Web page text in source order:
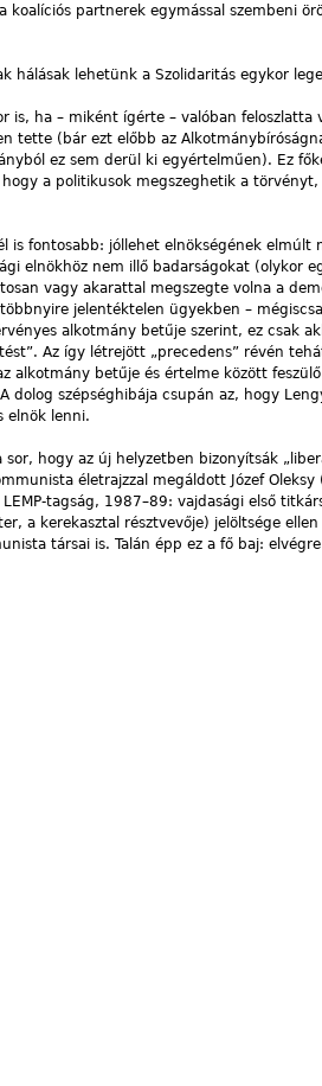
partnerek egymással szembeni
hálásak lehetünk a Szolidaritás egykor
ha – miként ígérte – valóban feloszlatta
tette (bár ezt előbb az
ez sem derül ki egyértelműen). Ez
a politikusok megszeghetik a
is fontosabb: jóllehet elnökségének elmúlt
elnökhöz nem illő badarságokat (olykor
vagy akarattal megszegte volna a
jelentéktelen ügyekben –
alkotmány betűje szerint, ez csak
Az így létrejött „precedens” révén
alkotmány betűje és értelme között
dolog szépséghibája csupán az, hogy
elnök lenni.
hogy az új helyzetben bizonyítsák
életrajzzal megáldott Józef Oleksy
tagság, 1987–89: vajdasági első
a kerekasztal résztvevője) jelöltsége
társai is. Talán épp ez a fő baj: